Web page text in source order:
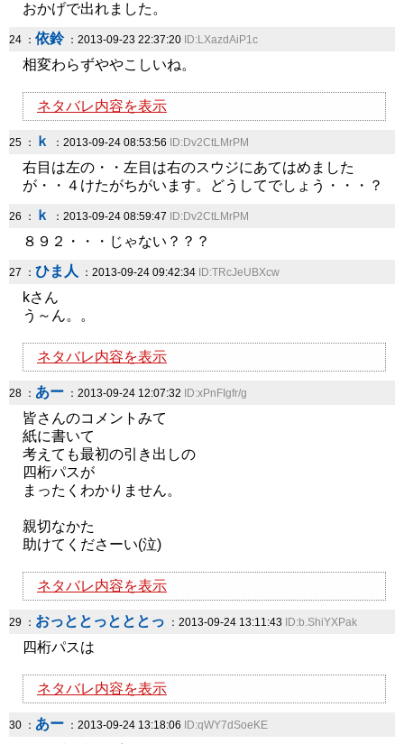
おかげで出れました。
24 ： 依鈴：2013-09-23 22:37:20 ID:LXazdAiP1c
相変わらずややこしいね。
ネタバレ内容を表示
25 ： ｋ ：2013-09-24 08:53:56 ID:Dv2CtLMrPM
右目は左の・・左目は右のスウジにあてはめました
が・・４けたがちがいます。どうしてでしょう・・・？
26 ： ｋ ：2013-09-24 08:59:47 ID:Dv2CtLMrPM
８９２・・・じゃない？？？
27 ： ひま人 ：2013-09-24 09:42:34 ID:TRcJeUBXcw
kさん
う～ん。。
ネタバレ内容を表示
28 ： あー ：2013-09-24 12:07:32 ID:xPnFIgfr/g
皆さんのコメントみて
紙に書いて
考えても最初の引き出しの
四桁パスが
まったくわかりません。
親切なかた
助けてくださーい(泣)
ネタバレ内容を表示
29 ： おっととっとととっ ：2013-09-24 13:11:43 ID:b.ShiYXPak
四桁パスは
ネタバレ内容を表示
30 ： あー ：2013-09-24 13:18:06 ID:qWY7dSoeKE